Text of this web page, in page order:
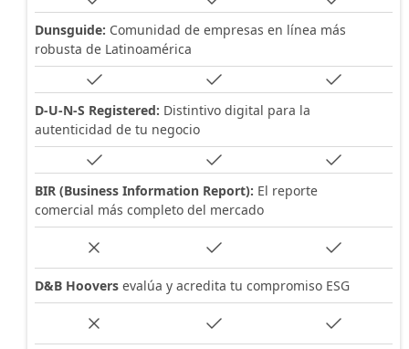
Dunsguide: Comunidad de empresas en línea más
robusta de Latinoamérica
D-U-N-S Registered: Distintivo digital para la
autenticidad de tu negocio
BIR (Business Information Report): El reporte
comercial más completo del mercado
D&B Hoovers evalúa y acredita tu compromiso ESG